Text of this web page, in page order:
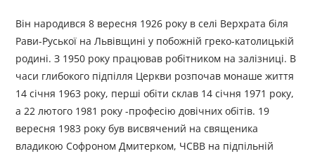
Він народився 8 вересня 1926 року в селі Верхрата біля
Рави-Руської на Львівщині у побожній греко-католицькій
родині. З 1950 року працював робітником на залізниці. В
часи глибокого підпілля Церкви розпочав монаше життя
14 січня 1963 року, перші обіти склав 14 січня 1971 року,
а 22 лютого 1981 року -професію довічних обітів. 19
вересня 1983 року був висвячений на священика
владикою Софроном Дмитерком, ЧСВВ на підпільній